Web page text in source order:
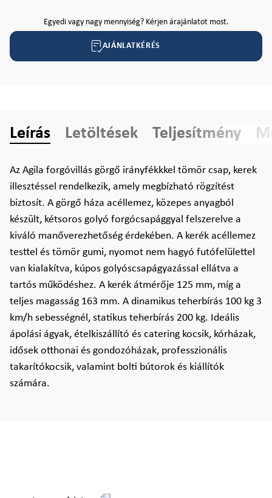
Egyedi vagy nagy mennyiség? Kérjen árajánlatot most.
AJÁNLATKÉRÉS
Leírás Letöltések Teljesítmény
Az Agila forgóvillás görgő irányfékkkel tömör csap, kerek
illesztéssel rendelkezik, amely megbízható rögzítést
biztosít. A görgő háza acéllemez, közepes anyagból
készült, kétsoros golyó forgócsapággyal felszerelve a
kiváló manőverezhetőség érdekében. A kerék acéllemez
testtel és tömör gumi, nyomot nem hagyó futófelülettel
van kialakítva, kúpos golyóscsapágyazással ellátva a
tartós működéshez. A kerék átmérője 125 mm, míg a
teljes magasság 163 mm. A dinamikus teherbírás 100 kg 3
km/h sebességnél, statikus teherbírás 200 kg. Ideális
ápolási ágyak, ételkiszállító és catering kocsik, kórházak,
idősek otthonai és gondozóházak, professzionális
takarítókocsik, valamint bolti bútorok és kiállítók
számára.